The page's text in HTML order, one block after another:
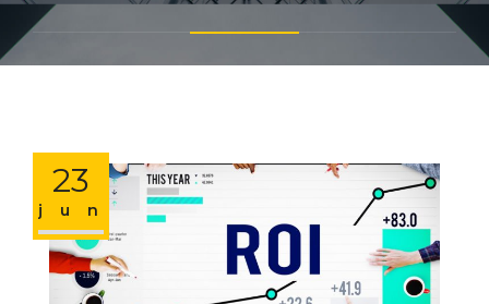
23
jun